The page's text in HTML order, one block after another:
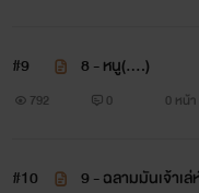
#9 8 - หนู(....)
792 0 0 หน้า
#10 9 - ฉลามมันเจ้าเล่